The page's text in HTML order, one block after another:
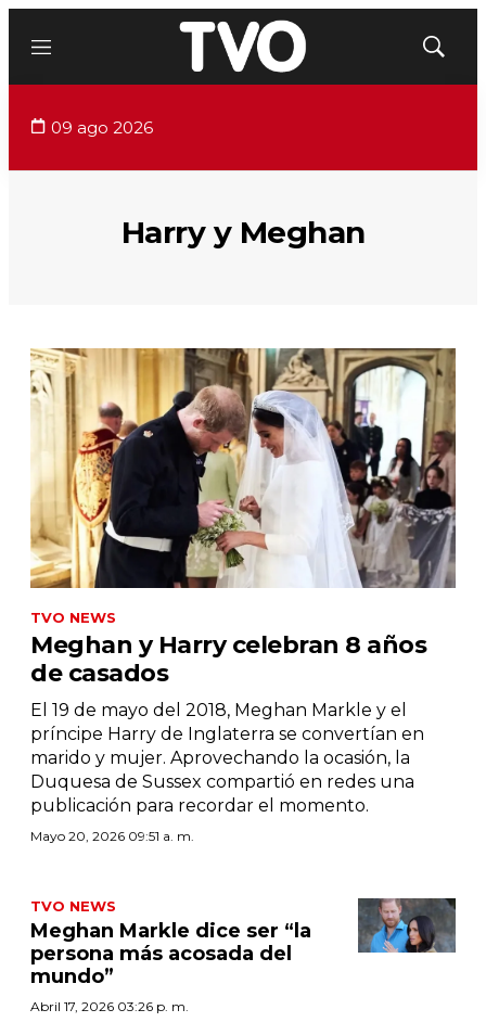
Menú
Mostrar
09 ago 2026
Harry y Meghan
TVO NEWS
Meghan y Harry celebran 8 años
de casados
El 19 de mayo del 2018, Meghan Markle y el
príncipe Harry de Inglaterra se convertían en
marido y mujer. Aprovechando la ocasión, la
Duquesa de Sussex compartió en redes una
publicación para recordar el momento.
Mayo 20, 2026 09:51 a. m.
TVO NEWS
Meghan Markle dice ser “la
persona más acosada del
mundo”
Abril 17, 2026 03:26 p. m.